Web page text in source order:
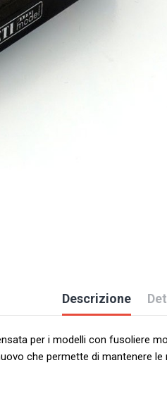
Descrizione
per i modelli con fusoliere
che permette di mantenere